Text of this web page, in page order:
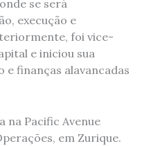
se será
execução e
foi vice-
e iniciou sua
finanças alavancadas
na Pacific Avenue
em Zurique.